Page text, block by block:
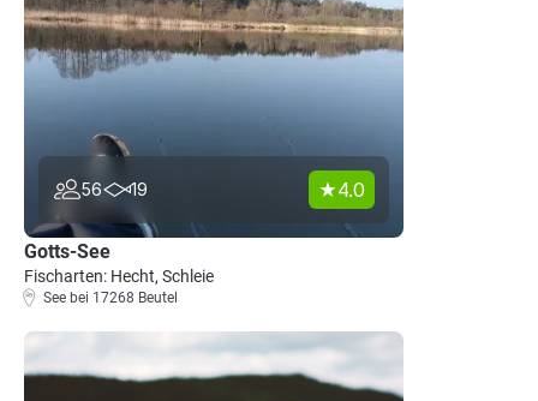
56 19 4.0
Gotts-See
Fischarten: Hecht, Schleie
See bei 17268 Beutel